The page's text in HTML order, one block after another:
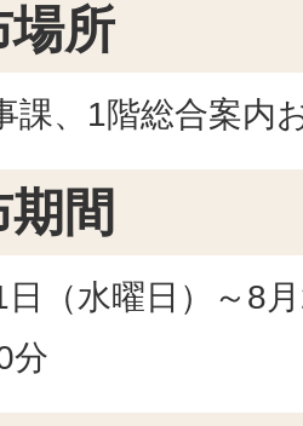
場所
課、1階総合案内
間
（水曜日）～8
分